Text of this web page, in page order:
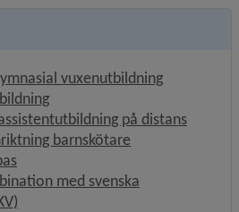
vuxenutbildning
på distans
barnskötare
med svenska